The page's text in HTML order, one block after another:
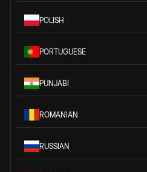
POLISH
PORTUGUESE
PUNJABI
ROMANIAN
RUSSIAN